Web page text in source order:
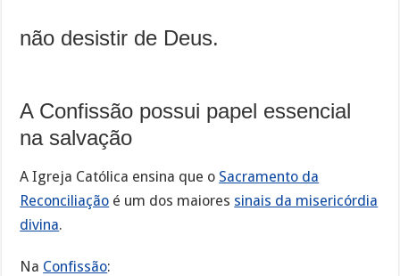
não desistir de Deus.
A Confissão possui papel essencial
na salvação
A Igreja Católica ensina que o Sacramento da
Reconciliação é um dos maiores sinais da misericórdia
divina.
Na Confissão: